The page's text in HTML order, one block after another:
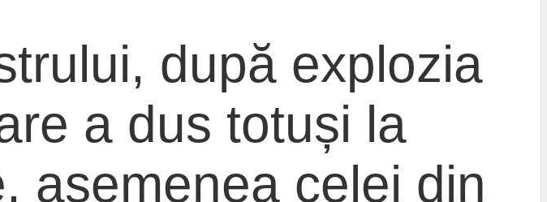
după explozia
a dus totuși la
asemenea celei din